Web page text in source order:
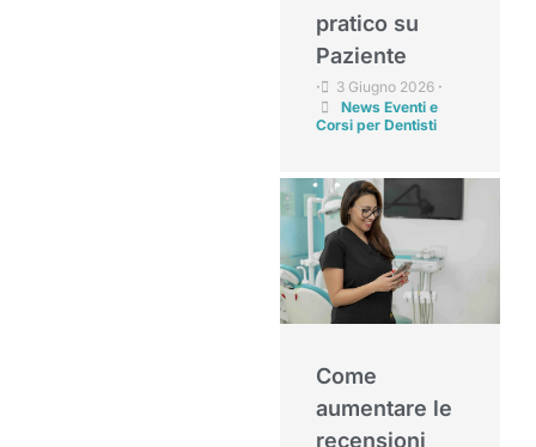
pratico su
Paziente
• 3 Giugno 2026 •
News Eventi e
Corsi per Dentisti
Come
aumentare le
recensioni